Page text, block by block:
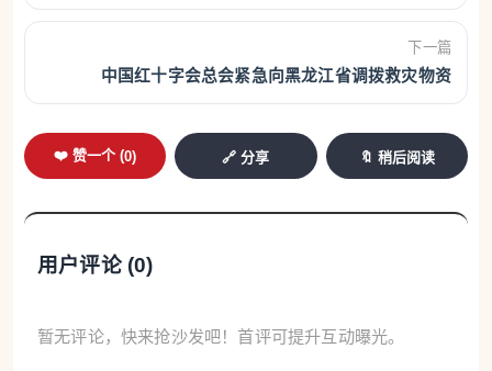
下一篇
中国红十字会总会紧急向黑龙江省调拨救灾物资
❤️ 赞一个 (0) 🔗 分享 🔖 稍后阅读
用户评论 (0)
暂无评论，快来抢沙发吧！首评可提升互动曝光。